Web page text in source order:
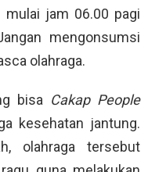
mulai jam 06.00 pagi
mengonsumsi
olahraga.
bisa Cakap People
kesehatan jantung.
olahraga tersebut